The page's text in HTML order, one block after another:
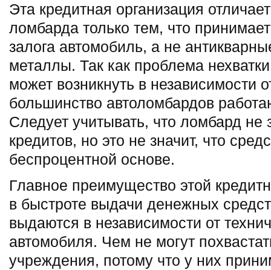
Эта кредитная организация
ломбарда только тем, что
залога автомобиль, а не
металлы. Так как проблема
может возникнуть в независимости
большинство автоломбардов
Следует учитывать, что ломбард не
кредитов, но это не значит, что
беспроцентной основе.
Главное преимущество этой
в быстроте выдачи денежных
выдаются в независимости от
автомобиля. Чем не могут
учреждения, потому что у них